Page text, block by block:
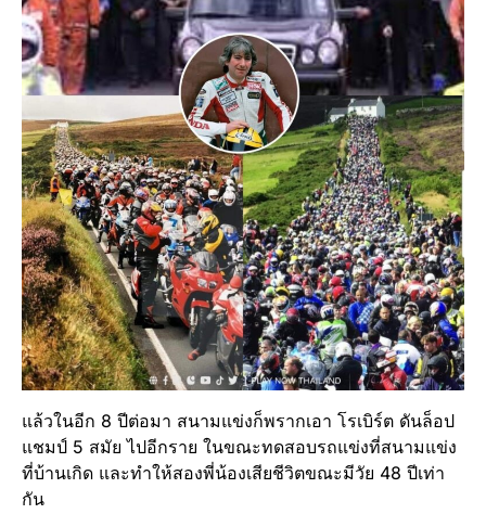
แล้วในอีก 8 ปีต่อมา สนามแข่งก็พรากเอา โรเบิร์ต ดันล็อป
แชมป์ 5 สมัย ไปอีกราย ในขณะทดสอบรถแข่งที่สนามแข่ง
ที่บ้านเกิด และทำให้สองพี่น้องเสียชีวิตขณะมีวัย 48 ปีเท่า
กัน